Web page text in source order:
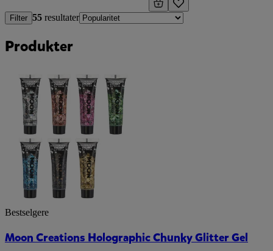
Filter 55 resultater
Produkter
Bestselgere
Moon Creations Holographic Chunky Glitter Gel